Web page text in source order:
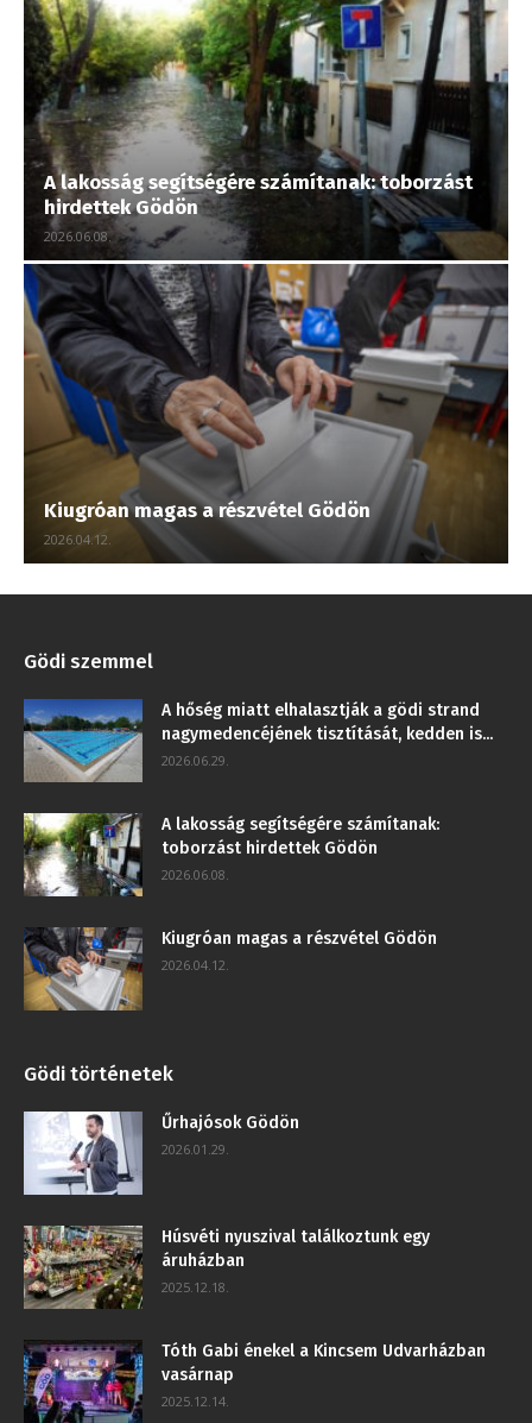
A lakosság segítségére számítanak: toborzást
hirdettek Gödön
2026.06.08.
Kiugróan magas a részvétel Gödön
2026.04.12.
Gödi szemmel
A hőség miatt elhalasztják a gödi strand
nagymedencéjének tisztítását, kedden is...
2026.06.29.
A lakosság segítségére számítanak:
toborzást hirdettek Gödön
2026.06.08.
Kiugróan magas a részvétel Gödön
2026.04.12.
Gödi történetek
Űrhajósok Gödön
2026.01.29.
Húsvéti nyuszival találkoztunk egy
áruházban
2025.12.18.
Tóth Gabi énekel a Kincsem Udvarházban
vasárnap
2025.12.14.